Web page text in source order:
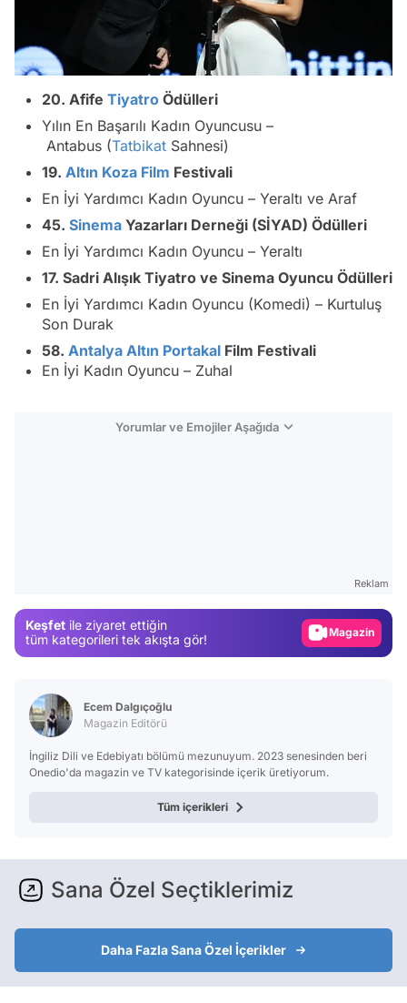
20. Afife Tiyatro Ödülleri
Yılın En Başarılı Kadın Oyuncusu –
Antabus (Tatbikat Sahnesi)
19. Altın Koza Film Festivali
En İyi Yardımcı Kadın Oyuncu – Yeraltı ve Araf
45. Sinema Yazarları Derneği (SİYAD) Ödülleri
En İyi Yardımcı Kadın Oyuncu – Yeraltı
17. Sadri Alışık Tiyatro ve Sinema Oyuncu Ödülleri
En İyi Yardımcı Kadın Oyuncu (Komedi) – Kurtuluş
Son Durak
58. Antalya Altın Portakal Film Festivali
En İyi Kadın Oyuncu – Zuhal
Yorumlar ve Emojiler Aşağıda
Reklam
Keşfet ile ziyaret ettiğin
tüm kategorileri tek akışta gör!
Video
Ecem Dalgıçoğlu
Magazin Editörü
İngiliz Dili ve Edebiyatı bölümü mezunuyum. 2023 senesinden beri
Onedio'da magazin ve TV kategorisinde içerik üretiyorum.
Tüm içerikleri
Sana Özel Seçtiklerimiz
Daha Fazla Sana Özel İçerikler